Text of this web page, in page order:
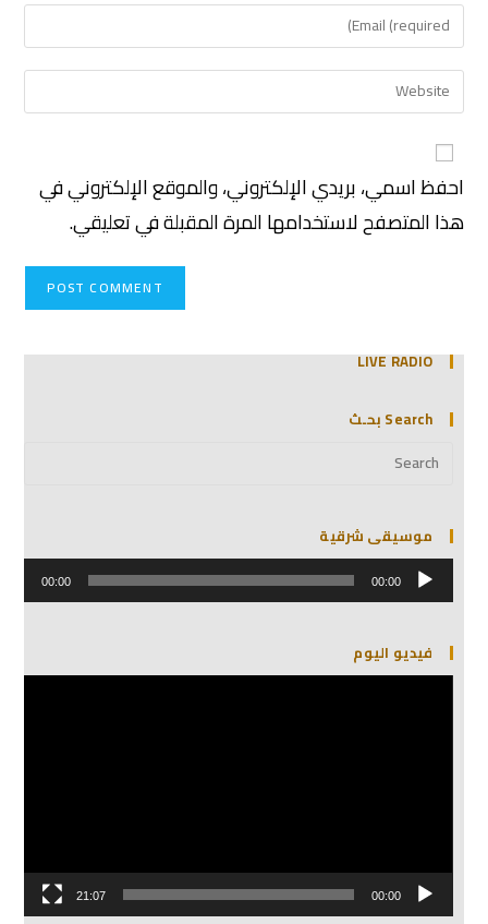
احفظ اسمي، بريدي الإلكتروني، والموقع الإلكتروني في
هذا المتصفح لاستخدامها المرة المقبلة في تعليقي.
LIVE RADIO
Search بحـث
موسيقى شرقية
مشغل
الصوت 00:00
00:00
فيديو اليوم
مشغل
00:00
21:07